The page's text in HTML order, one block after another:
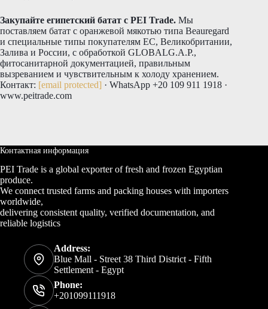
Закупайте египетский батат с PEI Trade. Мы
поставляем батат с оранжевой мякотью типа Beauregard
и специальные типы покупателям ЕС, Великобритании,
Залива и России, с обработкой GLOBALG.A.P.,
фитосанитарной документацией, правильным
вызреванием и чувствительным к холоду хранением.
Контакт: [email protected] · WhatsApp +20 109 911 1918 ·
www.peitrade.com
Контактная информация
PEI Trade is a global exporter of fresh and frozen Egyptian
produce.
We connect trusted farms and packing houses with importers
worldwide,
delivering consistent quality, verified documentation, and
reliable logistics
Address:
Blue Mall - Street 38 Third District - Fifth
Settlement - Egypt
Phone:
+201099111918